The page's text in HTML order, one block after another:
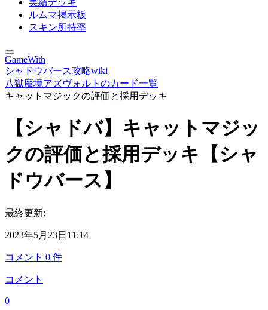
実績デッキ
ルムマ掲示板
スキン所持率
GameWith
シャドウバース攻略wiki
八獄魔境アズヴォルトのカード一覧
キャットマジックの評価と採用デッキ
【シャドバ】キャットマジッ
クの評価と採用デッキ【シャ
ドウバース】
最終更新:
2023年5月23日11:14
コメント 0 件
コメント
0